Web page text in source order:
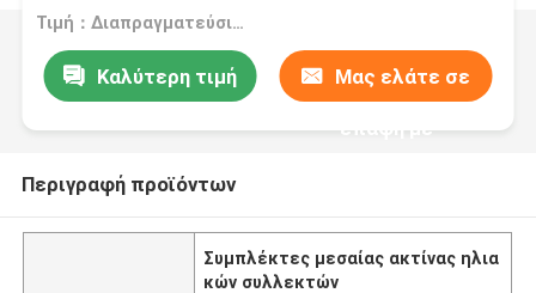
Τιμή：Διαπραγματεύσιμα
Καλύτερη τιμή Μας ελάτε σε
επαφή με
Περιγραφή προϊόντων
Συμπλέκτες μεσαίας ακτίνας ηλια
κών συλλεκτών